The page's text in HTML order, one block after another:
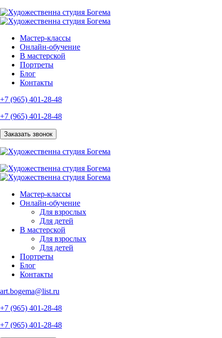
Мастер-классы
Онлайн-обучение
В мастерской
Портреты
Блог
Контакты
+7 (965) 401-28-48
+7 (965) 401-28-48
Заказать звонок
Мастер-классы
Онлайн-обучение
Для взрослых
Для детей
В мастерской
Для взрослых
Для детей
Портреты
Блог
Контакты
art.bogema@list.ru
+7 (965) 401-28-48
+7 (965) 401-28-48